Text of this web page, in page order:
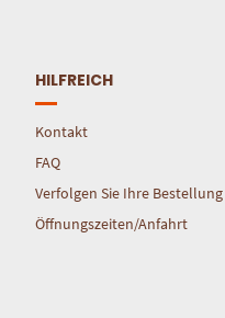
HILFREICH
Kontakt
FAQ
Verfolgen Sie Ihre Bestellung
Öffnungszeiten/Anfahrt